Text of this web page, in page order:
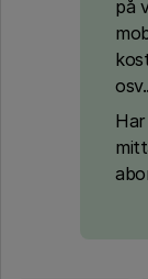
på
osv..